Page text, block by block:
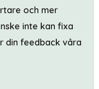
och mer
inte kan fixa
din feedback våra